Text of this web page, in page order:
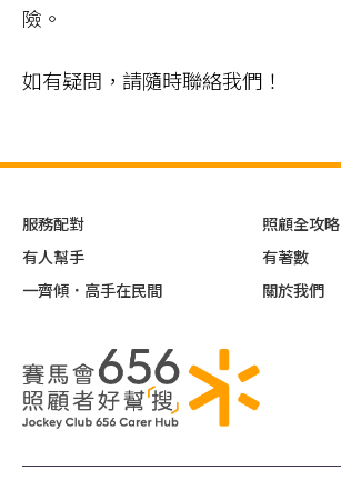
險。
如有疑問，請隨時聯絡我們！
服務配對
有人幫手
一齊傾．高手在民間
照顧全攻略
有著數
關於我們